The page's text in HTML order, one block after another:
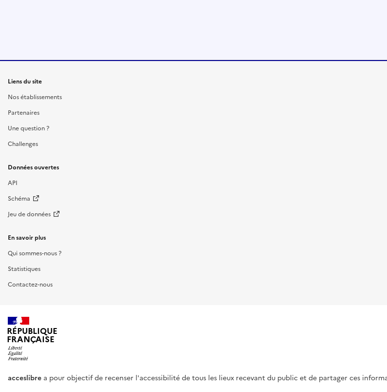
Liens du site
Nos établissements
Partenaires
Une question ?
Challenges
Données ouvertes
API
Schéma
Jeu de données
En savoir plus
Qui sommes-nous ?
Statistiques
Contactez-nous
RÉPUBLIQUE
FRANÇAISE
acceslibre a pour objectif de recenser l'accessibilité de tous les lieux recevant du public et de partager ces